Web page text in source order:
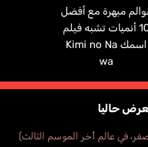
مبهرة مع أفضل
10 أنميات تشبه فيلم
اسمك Kimi no Na
wa
حاليا